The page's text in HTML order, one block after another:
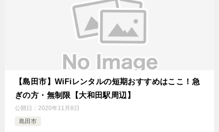
【島田市】WiFiレンタルの短期おすすめはここ！急
ぎの方・無制限【大和田駅周辺】
公開日： 2020年11月8日
島田市